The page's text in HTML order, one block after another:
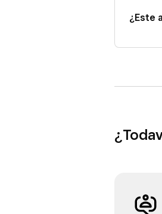
¿Este